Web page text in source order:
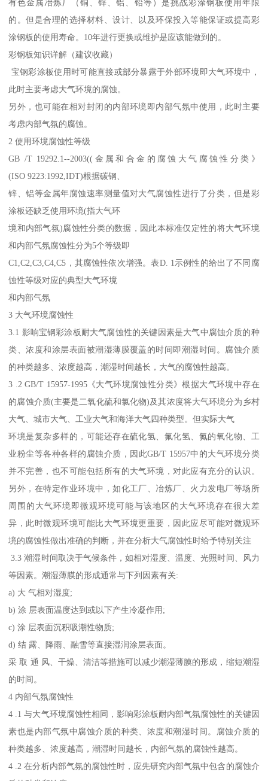
有色金属冶炼厂（铜、锌、铝、铅等）是挑战彩涂钢板使用年限
的。但是合理的选择材料、设计、以及环保投入等能保证或提高彩
涂钢板的使用寿命。10年进行更换或维护是应该能做到的。
彩钢板知识详解（建议收藏）
宝钢彩涂板使用时可能直接或部分暴露于外部环境即大气环境中，
此时主要考虑大气环境的腐蚀。
另外，也可能在相对封闭的内部环境即内部气氛中使用，此时主要
考虑内部气氛的腐蚀。
2 使用环境腐蚀性等级
GB /T 19292.1--2003((金属和合金的腐蚀大气腐蚀性分类》
(ISO 9223:1992,IDT)根据碳钢、
锌、铝等金属年腐蚀速率测量值对大气腐蚀性进行了分类，但是彩
涂板还缺乏使用环境(指大气环
境和内部气氛)腐蚀性分类的数据，因此本标准仅定性的将大气环境
和内部气氛腐蚀性分为5个等级即
C1,C2,C3,C4,C5，其腐蚀性依次增强。表D. 1示例性的给出了不同腐
蚀性等级对应的典型大气环境
和内部气氛
3 大气环境腐蚀性
3.1 影响宝钢彩涂板耐大气腐蚀性的关键因素是大气中腐蚀介质的种
类、浓度和涂层表面被潮湿薄膜覆盖的时间即潮湿时间。腐蚀介质
的种类越多、浓度越高，潮湿时间越长，大气的腐蚀性越高。
3 .2 GB/T 15957-1995《大气环境腐蚀性分类》根据大气环境中存在
的腐蚀介质(主要是二氧化硫和氯化物)及其浓度将大气环境分为乡村
大气、城市大气、工业大气和海洋大气四种类型。但实际大气
环境是复杂多样的，可能还存在硫化氢、氟化氢、氮的氧化物、工
业粉尘等各种各样的腐蚀介质，因此GB/T 15957中的大气环境分类
并不完善，也不可能包括所有的大气环境，对此应有充分的认识。
另外，在特定作业环境中，如化工厂、冶炼厂、火力发电厂等场所
周围的大气环境即微观环境可能与该地区的大气环境存在很大差
异，此时微观环境可能比大气环境更重要，因此应尽可能对微观环
境的腐蚀性做出准确的判断，并在分析大气腐蚀性时给予特别关注
3.3 潮湿时间取决于气候条件，如相对湿度、温度、光照时间、风力
等因素。潮湿薄膜的形成通常与下列因素有关:
a) 大 气相对湿度;
b) 涂 层表面温度达到或以下产生冷凝作用;
c) 涂 层表面沉积吸潮性物质;
d) 结 露、降雨、融雪等直接湿润涂层表面。
采 取 通 风、干燥、清洁等措施可以减少潮湿薄膜的形成，缩短潮湿
的时间。
4 内部气氛腐蚀性
4 .1 与大气环境腐蚀性相同，影响彩涂板耐内部气氛腐蚀性的关键因
素也是内部气氛中腐蚀介质的种类、浓度和潮湿时间。腐蚀介质的
种类越多、浓度越高，潮湿时间越长，内部气氛的腐蚀性越高。
4 .2 在分析内部气氛的腐蚀性时，应先研究内部气氛中包含的腐蚀介